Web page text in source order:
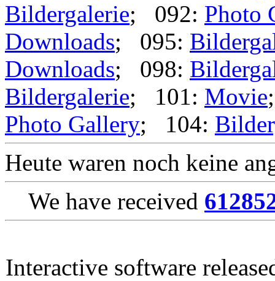
Bildergalerie; 092: Photo
Downloads; 095:
Downloads; 098:
Bildergalerie; 101: Movie
Photo Gallery; 104:
Heute waren noch keine
We have received
Interactive software